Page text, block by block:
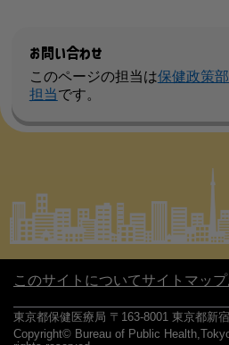
お問い合わせ
このページの担当は保健政策
担当です。
このサイトについてサイトマップ
東京都保健医療局 〒163-8001 東京都新
Copyright© Bureau of Public